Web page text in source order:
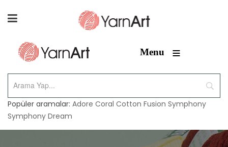
Menu ≡
Popüler aramalar: Adore Coral Cotton Fusion Symphony
Symphony Dream